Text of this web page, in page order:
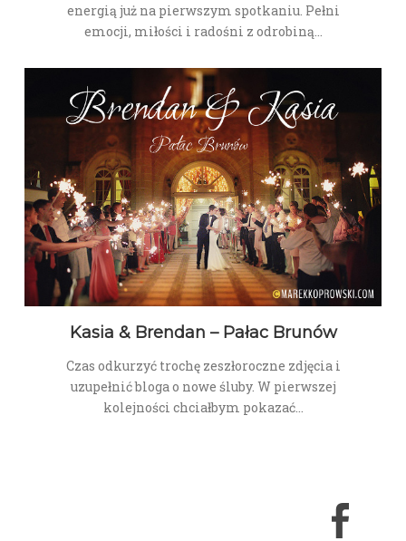
energią już na pierwszym spotkaniu. Pełni
emocji, miłości i radośni z odrobiną…
Kasia & Brendan – Pałac Brunów
Czas odkurzyć trochę zeszłoroczne zdjęcia i
uzupełnić bloga o nowe śluby. W pierwszej
kolejności chciałbym pokazać…